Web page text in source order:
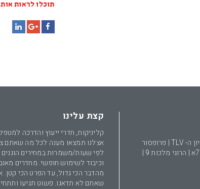
תוכלו לראות
קרליבך 10 פינת החשמונאים, צמוד לקניון ה- TLV | פרופסור
שור 19 | פרופסור שור 1 | הרוגי מלכות 7א | הרוגי מלכות 9 |
קצת עלינו
קליניקות, חדרי ייעוץ והדרכה
אצלנו תמצאו מענה לכל מה שאתם
לפי שעות/משמרות במחירים
וכיבוד לשימוש חופשי. מחדרים
מהדבר הכי גדול, עד הפרט הכי קטן.
שאתם לא תדאגו. פשוט תגיעו